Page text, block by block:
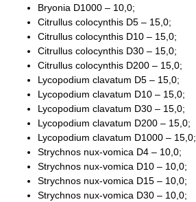
Bryonia D1000 – 10,0;
Citrullus colocynthis D5 – 15,0;
Citrullus colocynthis D10 – 15,0;
Citrullus colocynthis D30 – 15,0;
Citrullus colocynthis D200 – 15,0;
Lycopodium clavatum D5 – 15,0;
Lycopodium clavatum D10 – 15,0;
Lycopodium clavatum D30 – 15,0;
Lycopodium clavatum D200 – 15,0;
Lycopodium clavatum D1000 – 15,0;
Strychnos nux-vomica D4 – 10,0;
Strychnos nux-vomica D10 – 10,0;
Strychnos nux-vomica D15 – 10,0;
Strychnos nux-vomica D30 – 10,0;